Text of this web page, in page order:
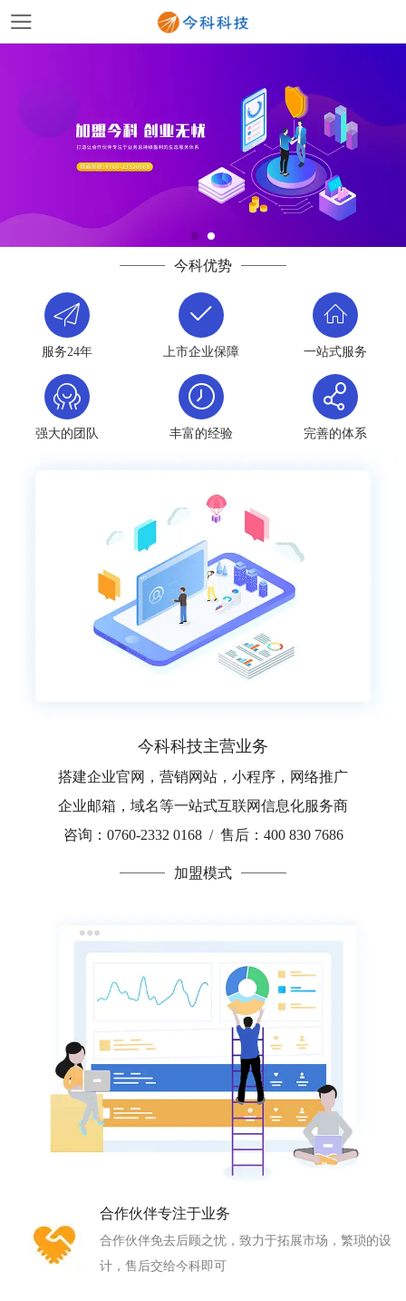
今科优势
服务24年 上市企业保障 一站式服务
强大的团队 丰富的经验 完善的体系
今科科技主营业务
搭建企业官网，营销网站，小程序，网络推广
企业邮箱，域名等一站式互联网信息化服务商
咨询：0760-2332 0168 / 售后：400 830 7686
加盟模式
合作伙伴专注于业务
合作伙伴免去后顾之忧，致力于拓展市场，繁琐的设
计，售后交给今科即可